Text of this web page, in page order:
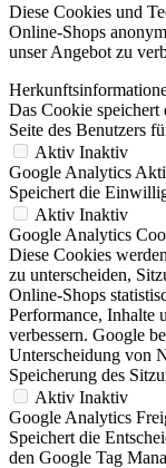
Diese Cookies und
Online-Shops
unser Angebot zu
Das Cookie speichert
Seite des Benutzers
Aktiv Inaktiv
Google Analytics
Speichert die
Aktiv Inaktiv
Google Analytics
Diese Cookies
zu unterscheiden,
Online-Shops
Performance, Inhalte
verbessern. Google
Unterscheidung von
Speicherung des
Aktiv Inaktiv
Google Analytics
Speichert die
den Google Tag